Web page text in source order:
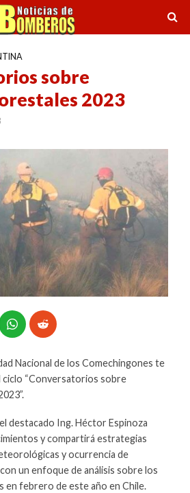
sobre
2023
Nacional de los Comechingones te
ciclo “Conversatorios sobre
destacado Ing. Héctor Espinoza
y compartirá estrategias
y ocurrencia de
un enfoque de análisis sobre los
en febrero de este año en Chile.